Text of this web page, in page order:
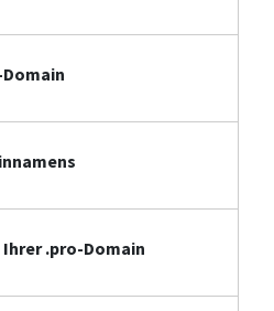
.pro-Domain